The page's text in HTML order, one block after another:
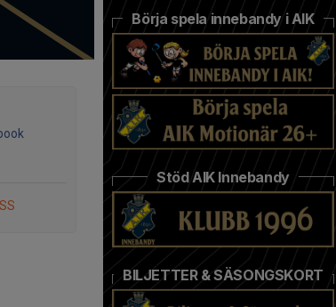
Börja spela innebandy i AIK
Stöd AIK Innebandy
BILJETTER & SÄSONGSKORT